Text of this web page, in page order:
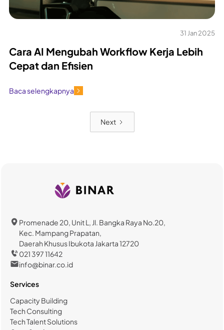
31 Jan 2025
Cara AI Mengubah Workflow Kerja Lebih
Cepat dan Efisien
Baca selengkapnya
Next
Promenade 20, Unit L, Jl. Bangka Raya No.20,
Kec. Mampang Prapatan,
Daerah Khusus Ibukota Jakarta 12720
021 397 11642
info@binar.co.id
Services
Capacity Building
Tech Consulting
Tech Talent Solutions